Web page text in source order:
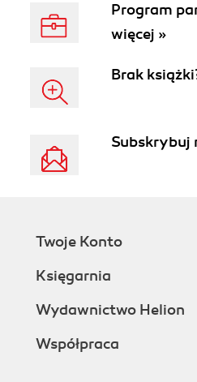
Program
więcej »
Brak
Subskrybuj
Twoje Konto
Księgarnia
Wydawnictwo Helion
Współpraca